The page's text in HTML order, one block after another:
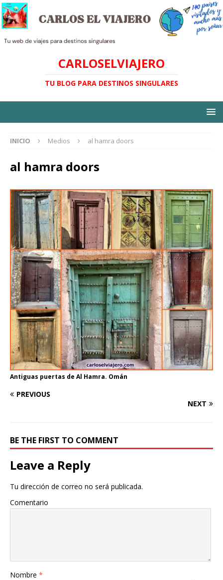
CARLOSELVIAJERO
TU BLOG PARA DESTINOS SINGULARES
INICIO Medios al hamra doors
al hamra doors
Antiguas puertas de Al Hamra. Omán
PREVIOUS
NEXT
BE THE FIRST TO COMMENT
Leave a Reply
Tu dirección de correo no será publicada.
Comentario
Nombre *